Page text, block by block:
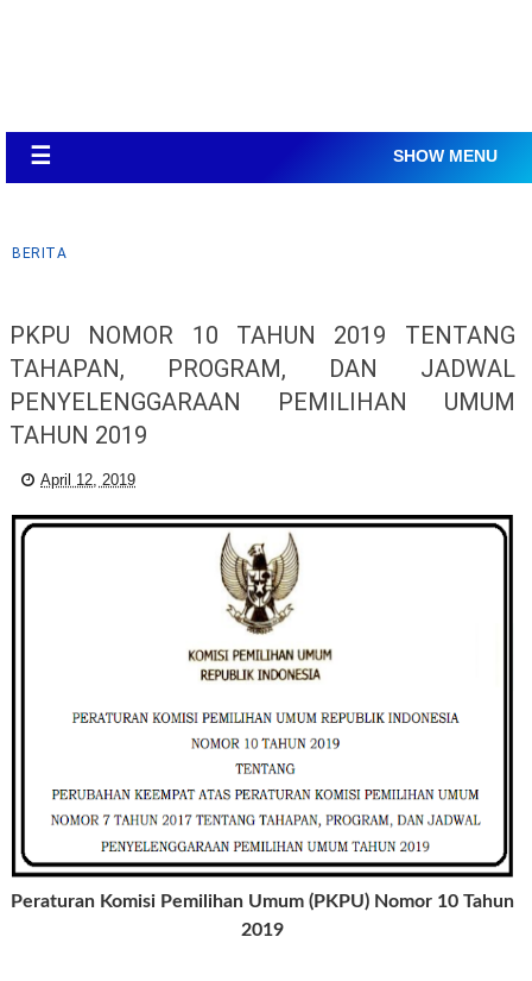
☰ SHOW MENU
BERITA
PKPU NOMOR 10 TAHUN 2019 TENTANG
TAHAPAN, PROGRAM, DAN JADWAL
PENYELENGGARAAN PEMILIHAN UMUM
TAHUN 2019
April 12, 2019
Peraturan Komisi Pemilihan Umum (PKPU) Nomor 10 Tahun
2019